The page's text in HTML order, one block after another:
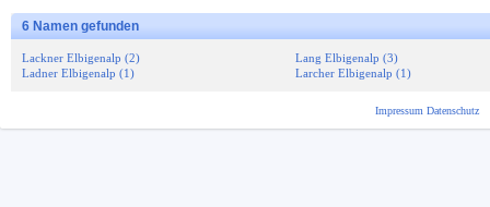
6 Namen gefunden
Lackner Elbigenalp (2)
Ladner Elbigenalp (1)
Lang Elbigenalp (3)
Larcher Elbigenalp (1)
Impressum Datenschutz